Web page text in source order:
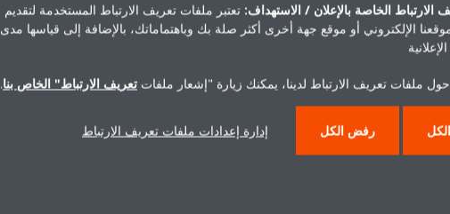
زار مديرو Froid Cuisine 24، غير الملمين بتقنية الانتقال الحرج Tewis، تركيبات مشابهة وزاروا أيضاً مصنع
الحساسة بما فيها تركيب نظام الأنابيب لتقنية الانتقال الحرج
الارتباط الخاصة بالإعلان / الاستهداف: تعتبر ملفات تعريف الارتباط المستخدمة لتقديم
الإلكتروني أو موقع جهة أخرى أكثر صلة بك وباهتماماتك، بالإضافة إلى قياسها مدى
ملفات تعريف الارتباط لدينا، يمكنك زيارة "إشعار ملفات تعريف الارتباط" الخاص بنا.
رفض الكل إدارة إعدادات ملفات تعريف الارتباط